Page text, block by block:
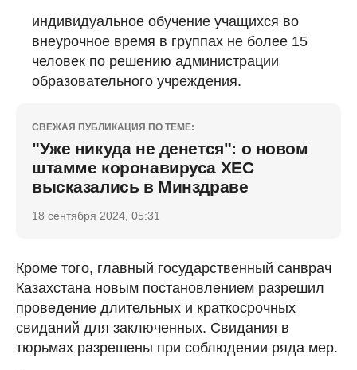
индивидуальное обучение учащихся во
внеурочное время в группах не более 15
человек по решению администрации
образовательного учреждения.
СВЕЖАЯ ПУБЛИКАЦИЯ ПО ТЕМЕ:
"Уже никуда не денется": о новом
штамме коронавируса ХЕС
высказались в Минздраве
18 сентября 2024, 05:31
Кроме того, главный государственный санврач
Казахстана новым постановлением разрешил
проведение длительных и краткосрочных
свиданий для заключенных. Свидания в
тюрьмах разрешены при соблюдении ряда мер.